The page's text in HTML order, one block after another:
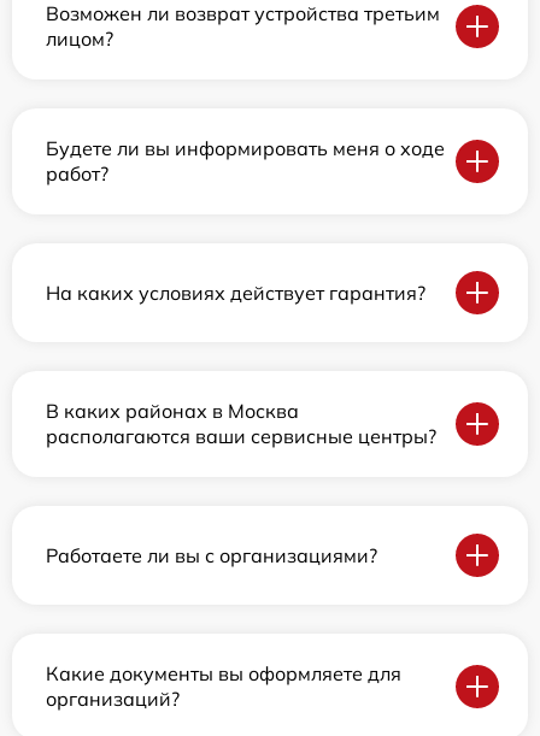
Возможен ли возврат устройства третьим
лицом?
Будете ли вы информировать меня о ходе
работ?
На каких условиях действует гарантия?
В каких районах в Москва
располагаются ваши сервисные центры?
Работаете ли вы с организациями?
Какие документы вы оформляете для
организаций?